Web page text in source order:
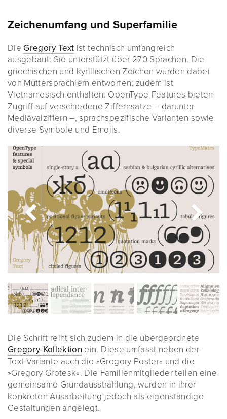
Zeichenumfang und Superfamilie
Die Gregory Text ist technisch umfangreich
ausgebaut: Sie unterstützt über 270 Sprachen. Die
griechischen und kyrillischen Zeichen wurden dabei
von Muttersprachlern entworfen; zudem ist
Vietnamesisch enthalten. OpenType-Features bieten
Zugriff auf verschiedene Ziffernsätze – darunter
Mediävalziffern –, sprachspezifische Varianten sowie
diverse Symbole und Emojis.
Die Schrift reiht sich zudem in die übergeordnete
Gregory-Kollektion ein. Diese umfasst neben der
Text-Variante auch die »Gregory Poster« und die
»Gregory Grotesk«. Die Familienmitglieder teilen eine
gemeinsame Grundausstrahlung, wurden in ihrer
konkreten Ausarbeitung jedoch als eigenständige
Gestaltungen angelegt.